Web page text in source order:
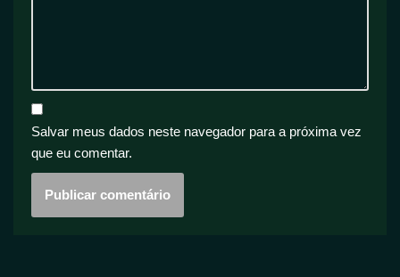
Salvar meus dados neste navegador para a próxima vez
que eu comentar.